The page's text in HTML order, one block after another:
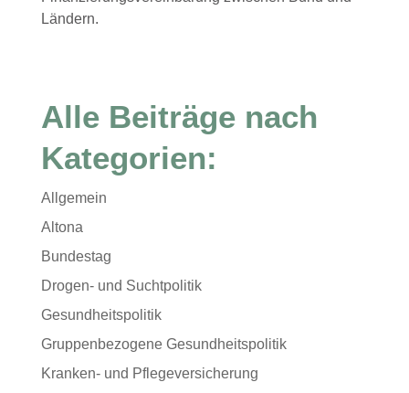
Ländern.
Alle Beiträge nach
Kategorien:
Allgemein
Altona
Bundestag
Drogen- und Suchtpolitik
Gesundheitspolitik
Gruppenbezogene Gesundheitspolitik
Kranken- und Pflegeversicherung